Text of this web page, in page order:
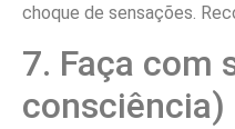
choque de sensações.
7. Faça com
consciência)